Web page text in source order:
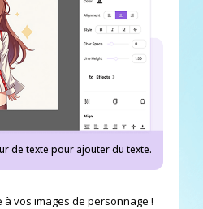
de texte pour ajouter du texte.
vos images de personnage !